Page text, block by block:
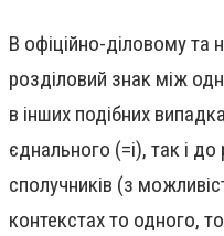
В офіційно-діловому та
розділовий знак між
в інших подібних
єднального (=і), так і
сполучників (з
контекстах то одного,